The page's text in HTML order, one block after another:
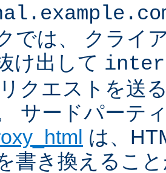
では、 クライ
け出して
クエストを送
サードパーテ
は、
書き換えるこ